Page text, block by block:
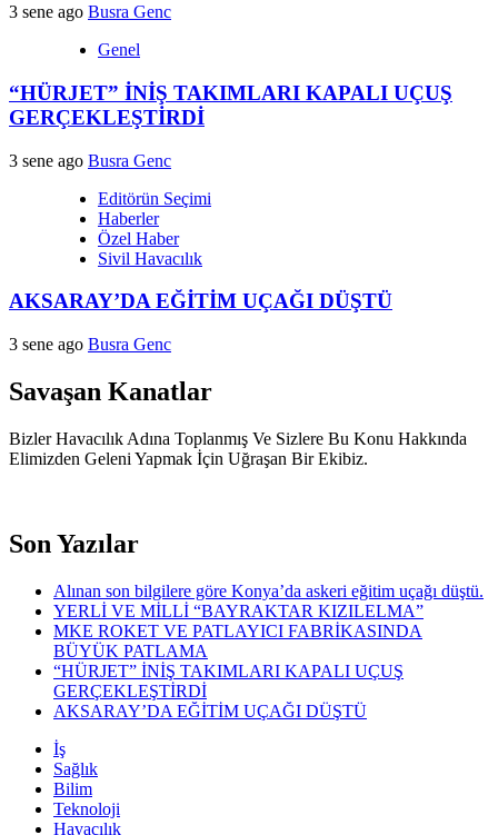
3 sene ago Busra Genc
Genel
“HÜRJET” İNİŞ TAKIMLARI KAPALI UÇUŞ
GERÇEKLEŞTİRDİ
3 sene ago Busra Genc
Editörün Seçimi
Haberler
Özel Haber
Sivil Havacılık
AKSARAY’DA EĞİTİM UÇAĞI DÜŞTÜ
3 sene ago Busra Genc
Savaşan Kanatlar
Bizler Havacılık Adına Toplanmış Ve Sizlere Bu Konu Hakkında
Elimizden Geleni Yapmak İçin Uğraşan Bir Ekibiz.
Son Yazılar
Alınan son bilgilere göre Konya’da askeri eğitim uçağı düştü.
YERLİ VE MİLLİ “BAYRAKTAR KIZILELMA”
MKE ROKET VE PATLAYICI FABRİKASINDA
BÜYÜK PATLAMA
“HÜRJET” İNİŞ TAKIMLARI KAPALI UÇUŞ
GERÇEKLEŞTİRDİ
AKSARAY’DA EĞİTİM UÇAĞI DÜŞTÜ
İş
Sağlık
Bilim
Teknoloji
Havacılık